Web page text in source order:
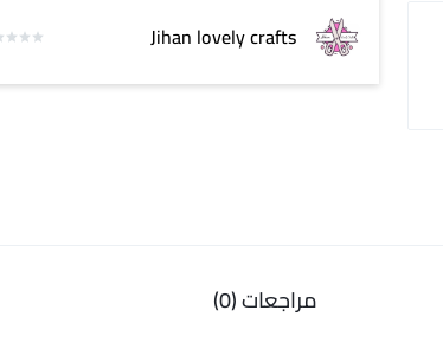
Jihan lovely crafts
مراجعات (0)